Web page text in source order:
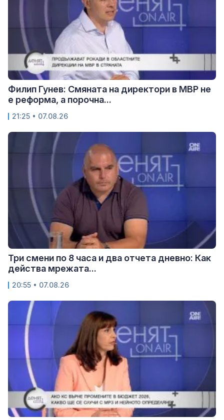
Филип Гунев: Смяната на директори в МВР не
е реформа, а порочна...
21:25 • 07.08.26
Три смени по 8 часа и два отчета дневно: Как
действа мрежата...
20:55 • 07.08.26